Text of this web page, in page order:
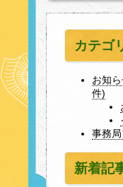
カテゴ
お知
件)
事務
新着記